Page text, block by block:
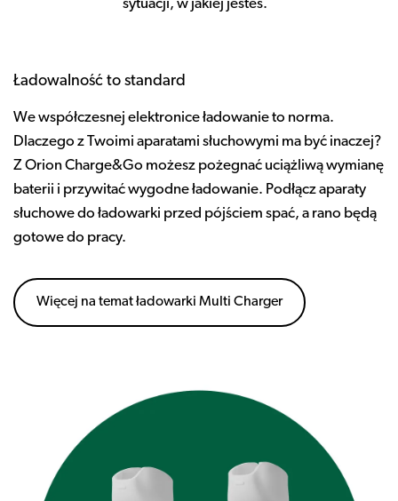
sytuacji, w jakiej jesteś.
Ładowalność to standard
We współczesnej elektronice ładowanie to norma.
Dlaczego z Twoimi aparatami słuchowymi ma być inaczej?
Z Orion Charge&Go możesz pożegnać uciążliwą wymianę
baterii i przywitać wygodne ładowanie. Podłącz aparaty
słuchowe do ładowarki przed pójściem spać, a rano będą
gotowe do pracy.
Więcej na temat ładowarki Multi Charger